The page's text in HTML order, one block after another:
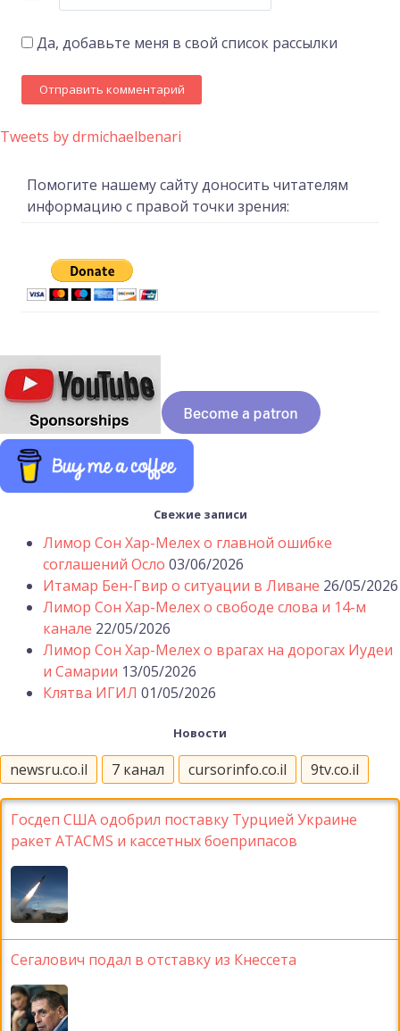
Да, добавьте меня в свой список рассылки
Tweets by drmichaelbenari
Помогите нашему сайту доносить читателям
информацию с правой точки зрения:
Свежие записи
Лимор Сон Хар-Мелех о главной ошибке
соглашений Осло 03/06/2026
Итамар Бен-Гвир о ситуации в Ливане 26/05/2026
Лимор Сон Хар-Мелех о свободе слова и 14-м
канале 22/05/2026
Лимор Сон Хар-Мелех о врагах на дорогах Иудеи
и Самарии 13/05/2026
Клятва ИГИЛ 01/05/2026
Новости
newsru.co.il 7 канал cursorinfo.co.il 9tv.co.il
Госдеп США одобрил поставку Турцией Украине
ракет ATACMS и кассетных боеприпасов
Сегалович подал в отставку из Кнессета